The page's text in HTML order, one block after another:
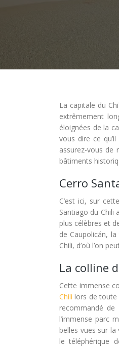
La capitale du
extrêmement
éloignées de la
vous dire ce
assurez-vous de
bâtiments
Cerro
C’est ici, sur
Santiago du Chili
plus célèbres et
de Caupolicán,
Chili, d’où l’on
La colline
Cette immense
Chili lors de toute
recommandé
l’immense parc
belles vues sur la
le téléphérique